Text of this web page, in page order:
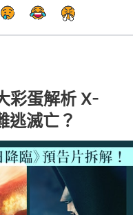
彩蛋解析 X-
逃滅亡？